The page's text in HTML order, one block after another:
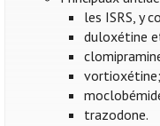
les ISRS, y
duloxétine
vortioxétine;
trazodone.